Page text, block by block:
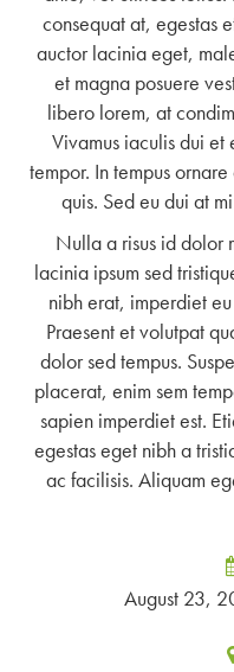
consequat at, egestas
auctor lacinia eget,
et magna posuere
libero lorem, at
Vivamus iaculis dui et
tempor. In tempus
quis. Sed eu dui at
Nulla a risus id dolor
lacinia ipsum sed
nibh erat, imperdiet
Praesent et volutpat
dolor sed tempus.
placerat, enim sem
sapien imperdiet est.
egestas eget nibh a
ac facilisis. Aliquam
August 23,